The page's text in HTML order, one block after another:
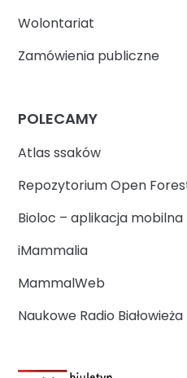
Wolontariat
Zamówienia publiczne
POLECAMY
Atlas ssaków
Repozytorium Open
Bioloc – aplikacja mobilna
iMammalia
MammalWeb
Naukowe Radio Białowieża